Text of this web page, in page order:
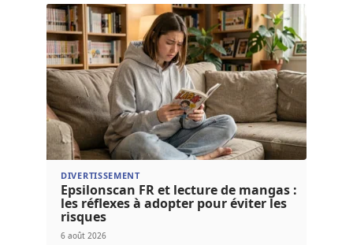
DIVERTISSEMENT
Epsilonscan FR et lecture de mangas :
les réflexes à adopter pour éviter les
risques
6 août 2026